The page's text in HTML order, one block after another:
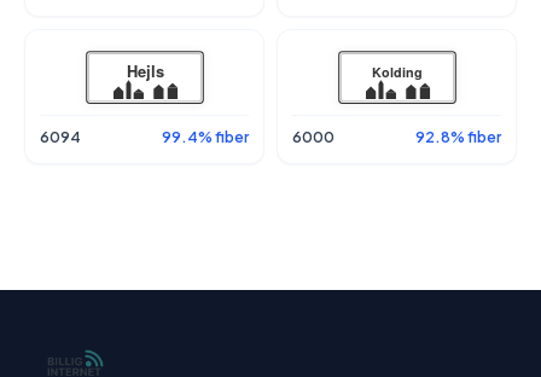
6094 99.4% fiber 6000 92.8% fiber